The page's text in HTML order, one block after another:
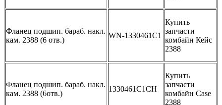
Фланец подшип. бараб. накл.
кам. 2388 (6 отв.)
WN-1330461C1
Купить
запчасти
комбайн Кейс
2388
Фланец подшип. бараб. накл.
кам. 2388 (6отв.)
1330461C1CH
Купить
запчасти
комбайн Case
2388